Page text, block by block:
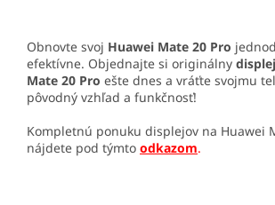
Obnovte svoj Huawei Mate 20 Pro
efektívne. Objednajte si originálny
Mate 20 Pro ešte dnes a vráťte svojmu
pôvodný vzhľad a funkčnosť!
Kompletnú ponuku displejov na Huawei
nájdete pod týmto odkazom.